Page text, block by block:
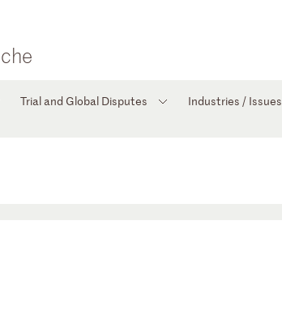
Trial and Global Disputes Industries / Issues